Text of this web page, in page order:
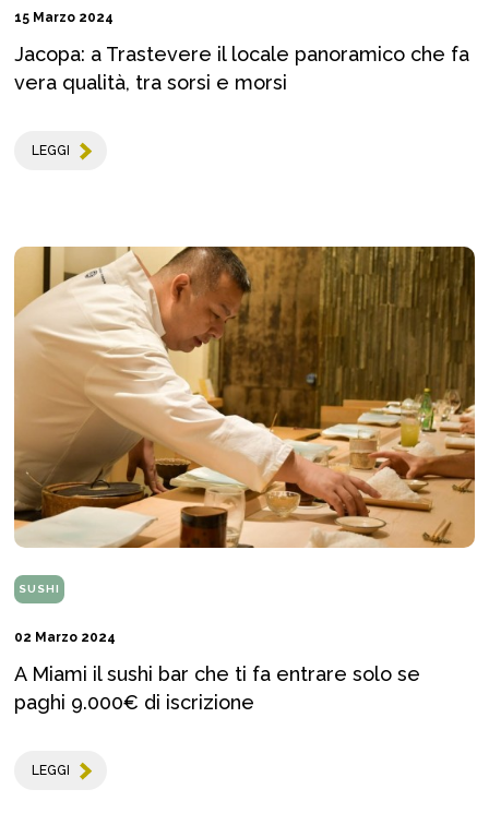
15 Marzo 2024
Jacopa: a Trastevere il locale panoramico che fa
vera qualità, tra sorsi e morsi
LEGGI
SUSHI
02 Marzo 2024
A Miami il sushi bar che ti fa entrare solo se
paghi 9.000€ di iscrizione
LEGGI